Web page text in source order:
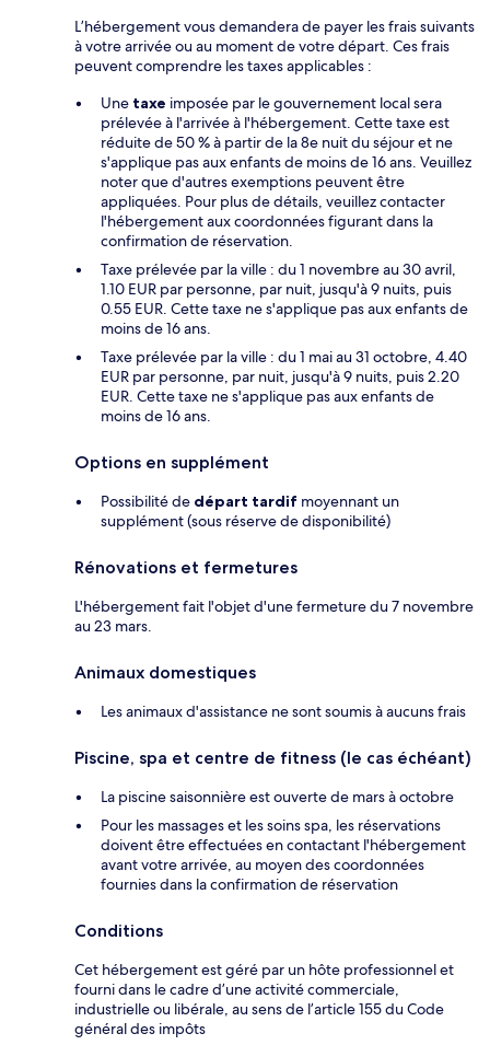
L’hébergement vous demandera de payer les frais suivants
à votre arrivée ou au moment de votre départ. Ces frais
peuvent comprendre les taxes applicables :
Une taxe imposée par le gouvernement local sera
prélevée à l'arrivée à l'hébergement. Cette taxe est
réduite de 50 % à partir de la 8e nuit du séjour et ne
s'applique pas aux enfants de moins de 16 ans. Veuillez
noter que d'autres exemptions peuvent être
appliquées. Pour plus de détails, veuillez contacter
l'hébergement aux coordonnées figurant dans la
confirmation de réservation.
Taxe prélevée par la ville : du 1 novembre au 30 avril,
1.10 EUR par personne, par nuit, jusqu'à 9 nuits, puis
0.55 EUR. Cette taxe ne s'applique pas aux enfants de
moins de 16 ans.
Taxe prélevée par la ville : du 1 mai au 31 octobre, 4.40
EUR par personne, par nuit, jusqu'à 9 nuits, puis 2.20
EUR. Cette taxe ne s'applique pas aux enfants de
moins de 16 ans.
Options en supplément
Possibilité de départ tardif moyennant un
supplément (sous réserve de disponibilité)
Rénovations et fermetures
L'hébergement fait l'objet d'une fermeture du 7 novembre
au 23 mars.
Animaux domestiques
Les animaux d'assistance ne sont soumis à aucuns frais
Piscine, spa et centre de fitness (le cas échéant)
La piscine saisonnière est ouverte de mars à octobre
Pour les massages et les soins spa, les réservations
doivent être effectuées en contactant l'hébergement
avant votre arrivée, au moyen des coordonnées
fournies dans la confirmation de réservation
Conditions
Cet hébergement est géré par un hôte professionnel et
fourni dans le cadre d’une activité commerciale,
industrielle ou libérale, au sens de l’article 155 du Code
général des impôts